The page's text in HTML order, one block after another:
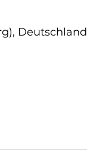
Deutschland